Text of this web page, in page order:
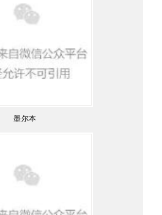
墨尔本